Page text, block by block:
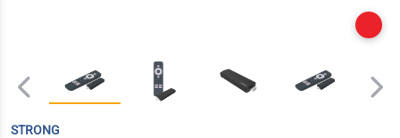
STRONG